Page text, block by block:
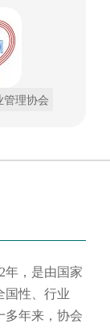
管理协会
年，是由国家
国性、行业
多年来，协会